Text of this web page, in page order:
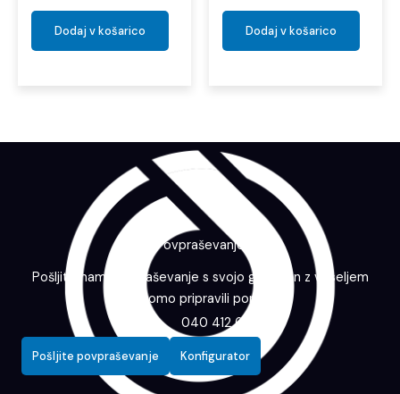
Dodaj v košarico Dodaj v košarico
Povpraševanje
Pošljite nam povpraševanje s svojo grafiko in z veseljem
vam bomo pripravili ponudbo.
040 412 643
Pošljite povpraševanje Konfigurator